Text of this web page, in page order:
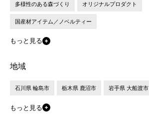
多様性のある森づくり オリジナルプロダクト
国産材アイテム／ノベルティー
もっと見る
地域
石川県 輪島市 栃木県 鹿沼市 岩手県 大船渡市
もっと見る